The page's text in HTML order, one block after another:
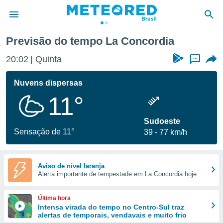
da
fornecidas
a este
das
e
forma
digital
Previsão do tempo La Concordia
20:02 Quinta ...
Nuvens dispersas
11°
Sensação de 11°
Sudoeste
39
77 km/h
Aviso de nível laranja
Alerta importante de tempestade em La Concordia hoje
Última hora
Intensa virada do tempo no Centro-Sul traz
alertas de temporais, vendavais e muito frio